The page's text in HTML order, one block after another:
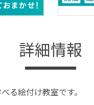
詳細情報
る絵付け教室です。